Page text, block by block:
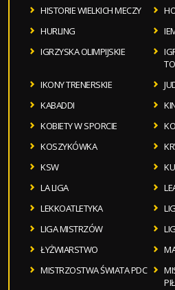
HISTORIE WIELKICH MECZY
HURLING
IGRZYSKA OLIMPIJSKIE
IKONY TRENERSKIE
KABADDI
KOBIETY W SPORCIE
KOSZYKÓWKA
KSW
LA LIGA
LEKKOATLETYKA
LIGA MISTRZÓW
ŁYŻWIARSTWO
MISTRZOSTWA ŚWIATA PDC